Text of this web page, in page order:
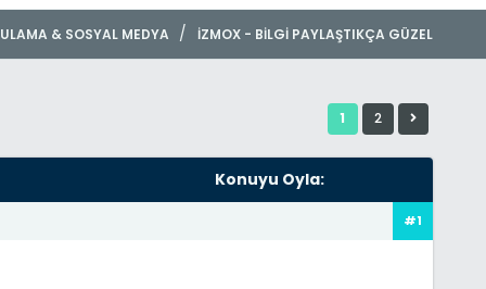
İZMOX - BILGI PAYLAŞTIKÇA GÜZEL
/
& SOSYAL MEDYA
1 2
Konuyu Oyla:
#1